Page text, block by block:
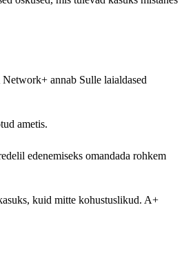
annab Sulle laialdased
ametis.
edenemiseks omandada rohkem
kuid mitte kohustuslikud. A+